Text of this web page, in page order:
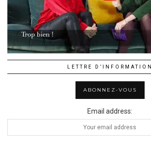
LETTRE D’INFORMATION
Email address: